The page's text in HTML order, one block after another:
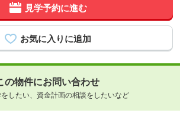
見学予約に進む
の物件にお問い合わせ
したい、資金計画の相談をしたいなど